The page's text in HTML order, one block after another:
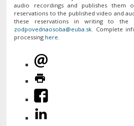
audio recordings and publishes them
reservations to the published video and
these reservations in writing to the
. Complete
processing here.